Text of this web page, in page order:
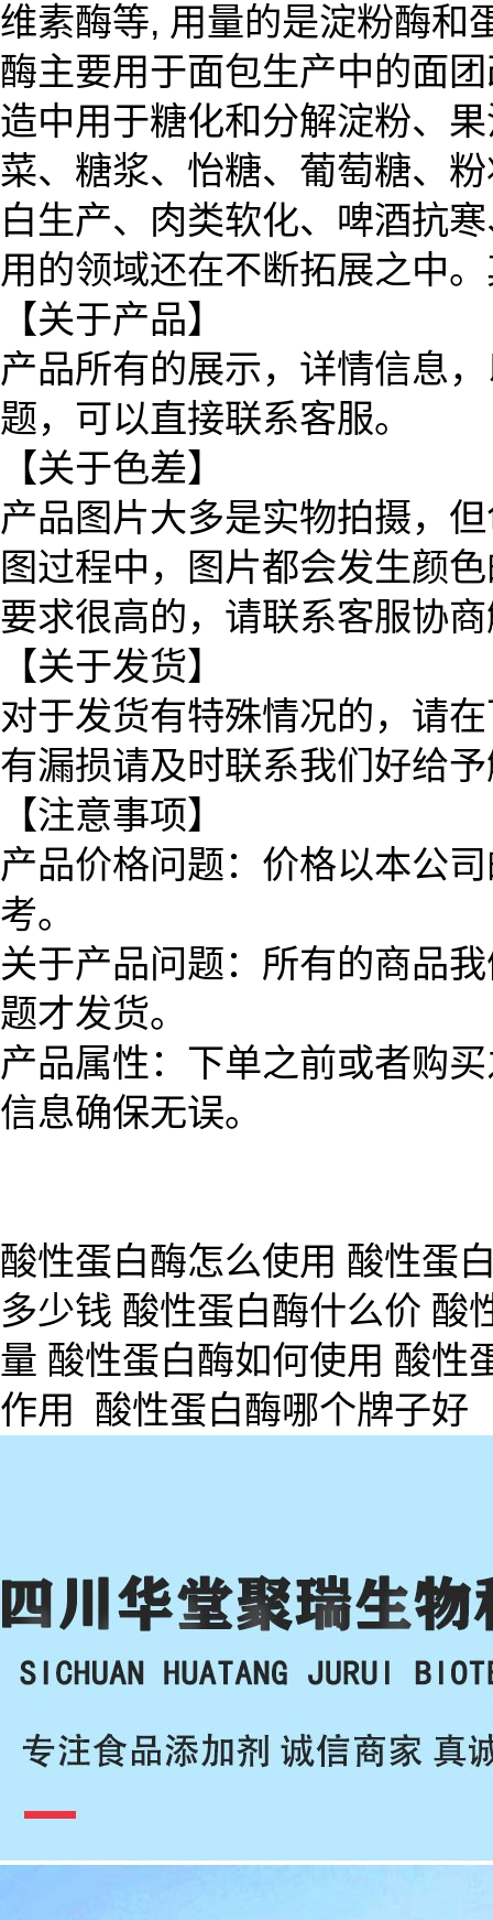
维素酶等, 用量的是淀粉酶和
酶主要用于面包生产中的面
造中用于糖化和分解淀粉、
菜、糖浆、怡糖、葡萄糖、
白生产、肉类软化、啤酒抗
用的领域还在不断拓展之中
【关于产品】
产品所有的展示，详情信息
题，可以直接联系客服。
【关于色差】
产品图片大多是实物拍摄，
图过程中，图片都会发生颜
要求很高的，请联系客服协
【关于发货】
对于发货有特殊情况的，请
有漏损请及时联系我们好给
【注意事项】
产品价格问题：价格以本公
考。
关于产品问题：所有的商品
题才发货。
产品属性：下单之前或者购
信息确保无误。
酸性蛋白酶怎么使用 酸性蛋
多少钱 酸性蛋白酶什么价 酸
量 酸性蛋白酶如何使用 酸性
作用 酸性蛋白酶哪个牌子好